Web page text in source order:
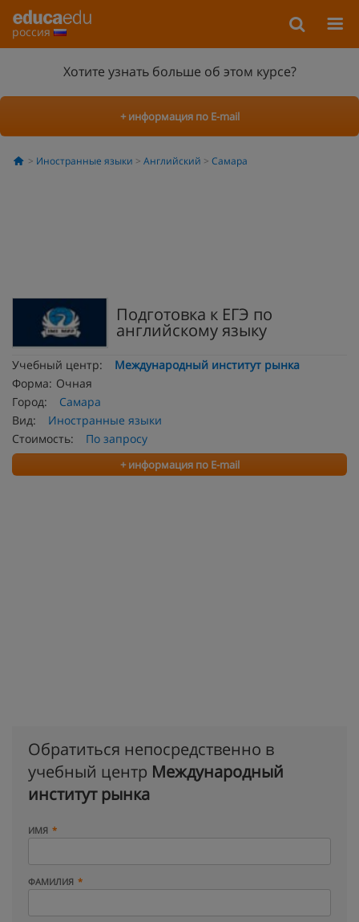
россия
Хотите узнать больше об этом курсе?
+ информация по E-mail
Иностранные языки Английский Самара
Подготовка к ЕГЭ по
английскому языку
Учебный центр:
Международный институт рынка
Форма: Очная
Город:
Самара
Вид:
Иностранные языки
Стоимость:
По запросу
+ информация по E-mail
Обратиться непосредственно в
учебный центр Международный
институт рынка
ИМЯ
ФАМИЛИЯ